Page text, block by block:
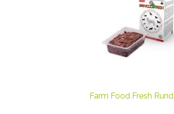
Farm Food Fresh Rund